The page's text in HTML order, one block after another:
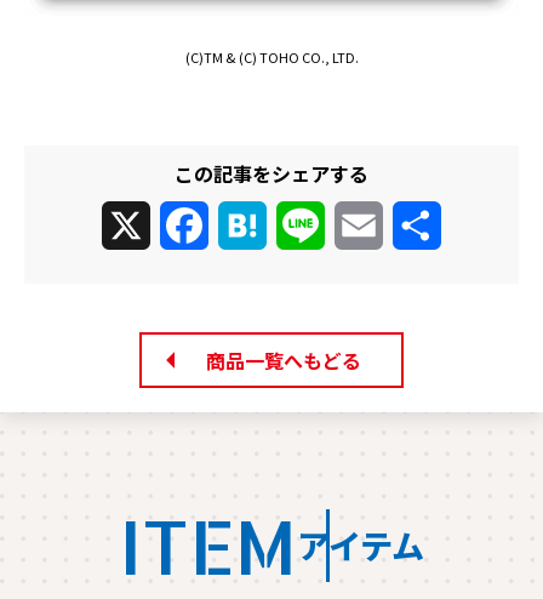
(C)TM & (C) TOHO CO., LTD.
この記事をシェアする
FacebookHatena Line Email
商品一覧へもどる
ITEM アイテム